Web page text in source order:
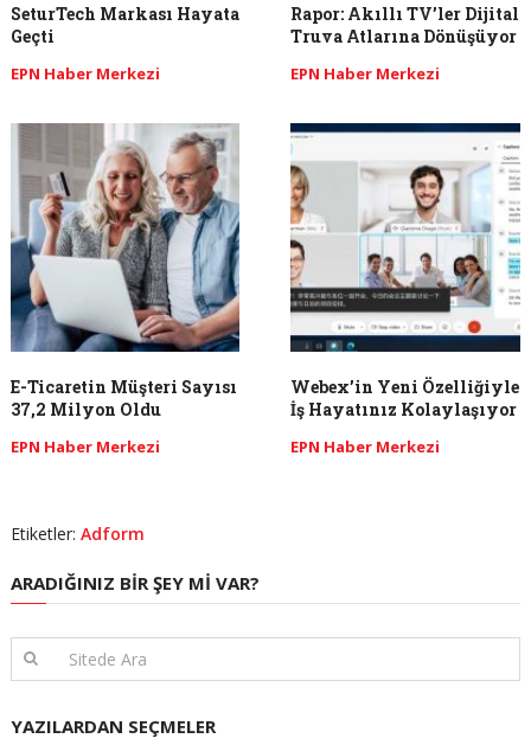
SeturTech Markası Hayata
Geçti
EPN Haber Merkezi
Rapor: Akıllı TV’ler Dijital
Truva Atlarına Dönüşüyor
EPN Haber Merkezi
E-Ticaretin Müşteri Sayısı
37,2 Milyon Oldu
EPN Haber Merkezi
Webex’in Yeni Özelliğiyle
İş Hayatınız Kolaylaşıyor
EPN Haber Merkezi
Etiketler: Adform
ARADIĞINIZ BIR ŞEY MI VAR?
YAZILARDAN SEÇMELER